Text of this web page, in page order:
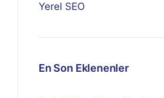
Yerel SEO
En Son Eklenenler